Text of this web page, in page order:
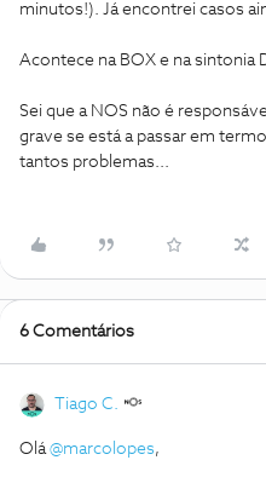
minutos!). Já encontrei casos
Acontece na BOX e na sintonia
Sei que a NOS não é
grave se está a passar em
tantos problemas...
6 Comentários
Tiago C.
Olá@marcolopes,